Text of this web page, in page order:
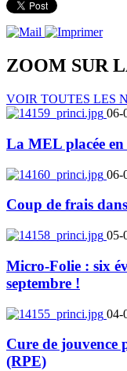
ZOOM SUR
VOIR TOUTES LES
06-
La MEL placée en
06-
Coup de frais
05-
Micro-Folie : six
septembre !
04-
Cure de jouvence
(RPE)